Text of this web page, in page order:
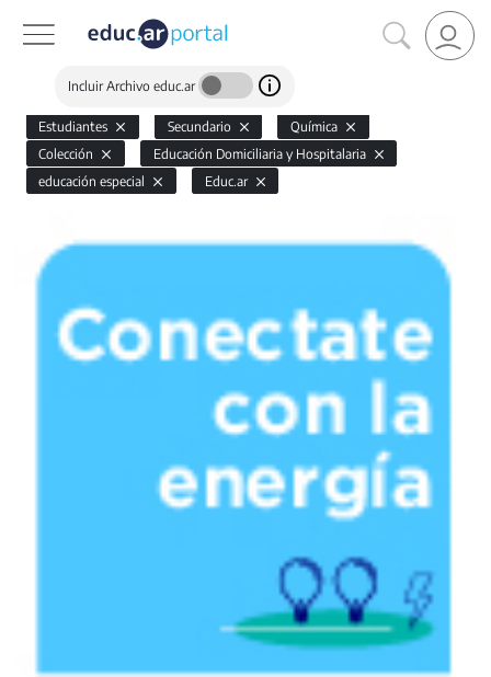
Incluir Archivo educ.ar
Estudiantes Secundario
Química
Colección
Educación Domiciliaria y Hospitalaria
educación especial
Educ.ar